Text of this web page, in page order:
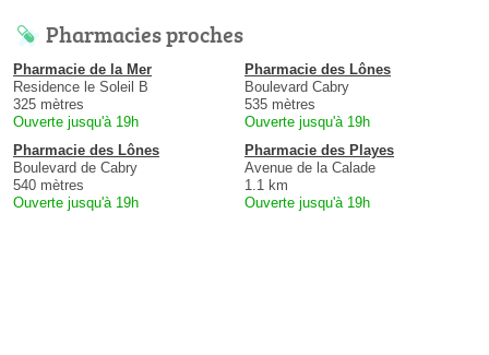
Pharmacies proches
Pharmacie de la Mer
Residence le Soleil B
325 mètres
Ouverte jusqu'à 19h
Pharmacie des Lônes
Boulevard Cabry
535 mètres
Ouverte jusqu'à 19h
Pharmacie des Lônes
Boulevard de Cabry
540 mètres
Ouverte jusqu'à 19h
Pharmacie des Playes
Avenue de la Calade
1.1 km
Ouverte jusqu'à 19h